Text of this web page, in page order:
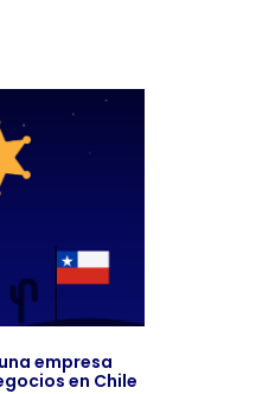
empresa
en Chile